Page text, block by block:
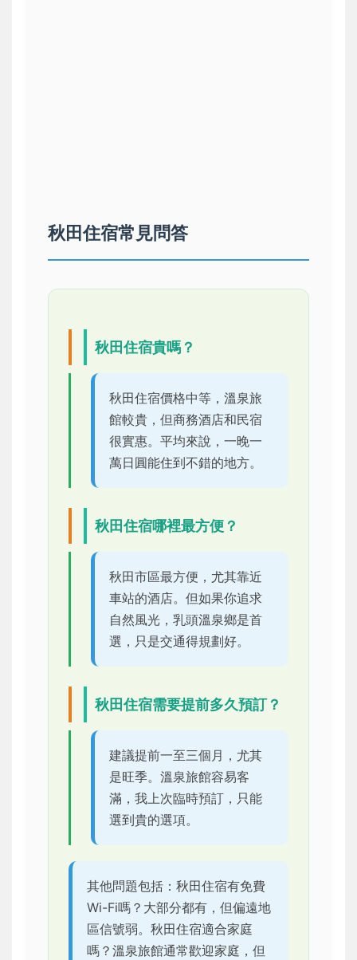
秋田住宿常見問答
秋田住宿貴嗎？
秋田住宿價格中等，溫泉旅
館較貴，但商務酒店和民宿
很實惠。平均來說，一晚一
萬日圓能住到不錯的地方。
秋田住宿哪裡最方便？
秋田市區最方便，尤其靠近
車站的酒店。但如果你追求
自然風光，乳頭溫泉鄉是首
選，只是交通得規劃好。
秋田住宿需要提前多久預訂？
建議提前一至三個月，尤其
是旺季。溫泉旅館容易客
滿，我上次臨時預訂，只能
選到貴的選項。
其他問題包括：秋田住宿有免費
Wi-Fi嗎？大部分都有，但偏遠地
區信號弱。秋田住宿適合家庭
嗎？溫泉旅館通常歡迎家庭，但